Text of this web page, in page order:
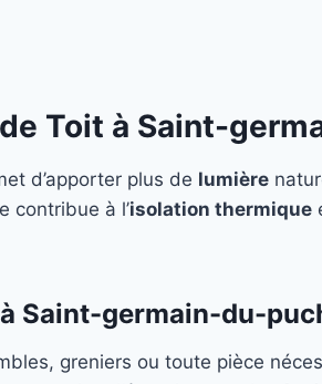
Toit à Saint-
d’apporter plus de lumière
contribue à l’isolation thermique
Saint-germain-du-
greniers ou toute pièce